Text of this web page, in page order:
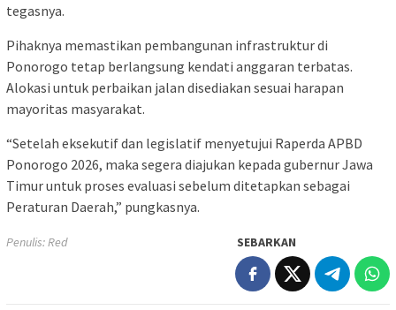
tegasnya.
Pihaknya memastikan pembangunan infrastruktur di
Ponorogo tetap berlangsung kendati anggaran terbatas.
Alokasi untuk perbaikan jalan disediakan sesuai harapan
mayoritas masyarakat.
“Setelah eksekutif dan legislatif menyetujui Raperda APBD
Ponorogo 2026, maka segera diajukan kepada gubernur Jawa
Timur untuk proses evaluasi sebelum ditetapkan sebagai
Peraturan Daerah,” pungkasnya.
Penulis: Red SEBARKAN